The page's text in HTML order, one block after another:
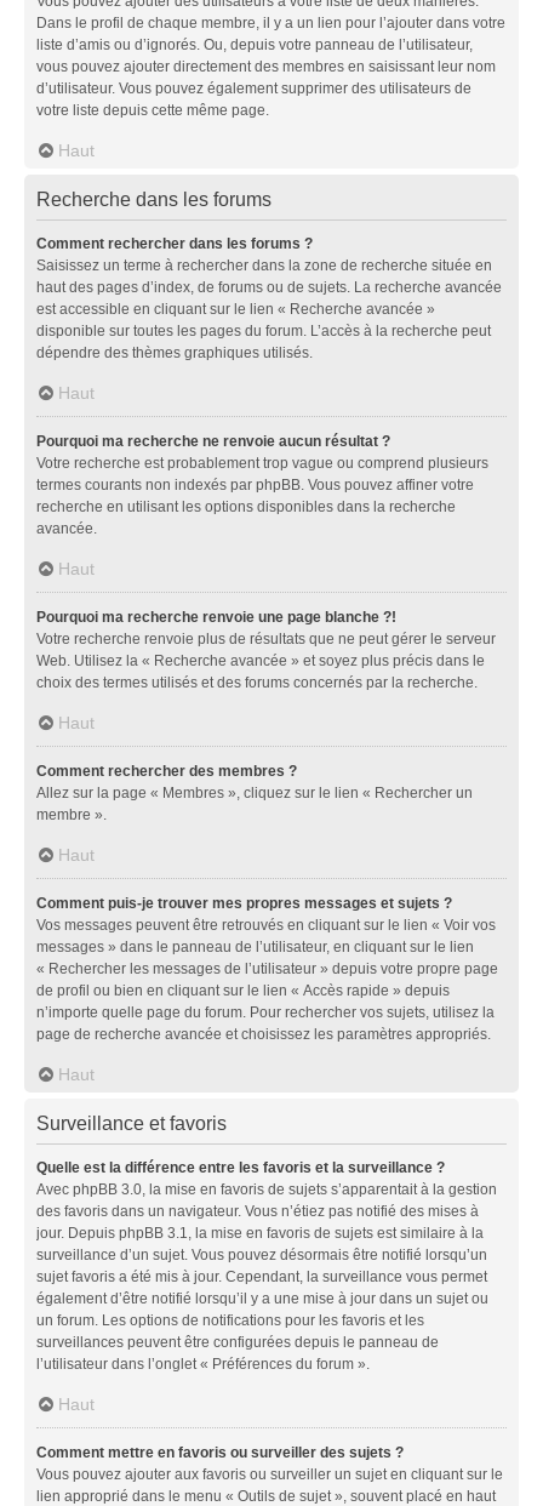
Dans le profil de chaque membre, il y a un lien pour l’ajouter dans votre
liste d’amis ou d’ignorés. Ou, depuis votre panneau de l’utilisateur,
vous pouvez ajouter directement des membres en saisissant leur nom
d’utilisateur. Vous pouvez également supprimer des utilisateurs de
votre liste depuis cette même page.
Haut
Recherche dans les forums
Comment rechercher dans les forums ?
Saisissez un terme à rechercher dans la zone de recherche située en
haut des pages d’index, de forums ou de sujets. La recherche avancée
est accessible en cliquant sur le lien « Recherche avancée »
disponible sur toutes les pages du forum. L’accès à la recherche peut
dépendre des thèmes graphiques utilisés.
Haut
Pourquoi ma recherche ne renvoie aucun résultat ?
Votre recherche est probablement trop vague ou comprend plusieurs
termes courants non indexés par phpBB. Vous pouvez affiner votre
recherche en utilisant les options disponibles dans la recherche
avancée.
Haut
Pourquoi ma recherche renvoie une page blanche ?!
Votre recherche renvoie plus de résultats que ne peut gérer le serveur
Web. Utilisez la « Recherche avancée » et soyez plus précis dans le
choix des termes utilisés et des forums concernés par la recherche.
Haut
Comment rechercher des membres ?
Allez sur la page « Membres », cliquez sur le lien « Rechercher un
membre ».
Haut
Comment puis-je trouver mes propres messages et sujets ?
Vos messages peuvent être retrouvés en cliquant sur le lien « Voir vos
messages » dans le panneau de l’utilisateur, en cliquant sur le lien
« Rechercher les messages de l’utilisateur » depuis votre propre page
de profil ou bien en cliquant sur le lien « Accès rapide » depuis
n’importe quelle page du forum. Pour rechercher vos sujets, utilisez la
page de recherche avancée et choisissez les paramètres appropriés.
Haut
Surveillance et favoris
Quelle est la différence entre les favoris et la surveillance ?
Avec phpBB 3.0, la mise en favoris de sujets s’apparentait à la gestion
des favoris dans un navigateur. Vous n’étiez pas notifié des mises à
jour. Depuis phpBB 3.1, la mise en favoris de sujets est similaire à la
surveillance d’un sujet. Vous pouvez désormais être notifié lorsqu’un
sujet favoris a été mis à jour. Cependant, la surveillance vous permet
également d’être notifié lorsqu’il y a une mise à jour dans un sujet ou
un forum. Les options de notifications pour les favoris et les
surveillances peuvent être configurées depuis le panneau de
l’utilisateur dans l’onglet « Préférences du forum ».
Haut
Comment mettre en favoris ou surveiller des sujets ?
Vous pouvez ajouter aux favoris ou surveiller un sujet en cliquant sur le
lien approprié dans le menu « Outils de sujet », souvent placé en haut